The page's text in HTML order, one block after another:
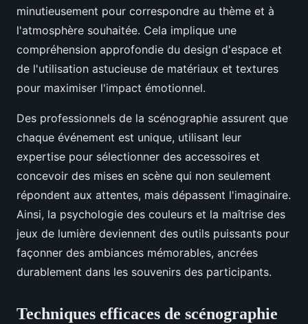
minutieusement pour correspondre au thème et à
l'atmosphère souhaitée. Cela implique une
compréhension approfondie du design d'espace et
de l'utilisation astucieuse de matériaux et textures
pour maximiser l'impact émotionnel.
Des professionnels de la scénographie assurent que
chaque événement est unique, utilisant leur
expertise pour sélectionner des accessoires et
concevoir des mises en scène qui non seulement
répondent aux attentes, mais dépassent l'imaginaire.
Ainsi, la psychologie des couleurs et la maîtrise des
jeux de lumière deviennent des outils puissants pour
façonner des ambiances mémorables, ancrées
durablement dans les souvenirs des participants.
Techniques efficaces de scénographie